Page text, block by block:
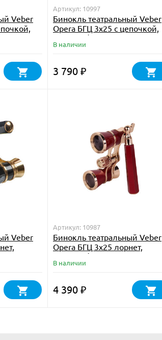
Veber
Артикул: 10997
Бинокль театральный Veber
Opera БГЦ 3x25 с цепочкой,
красный/золотой
В наличии
3 790 ₽
Veber
Артикул: 10987
Бинокль театральный Veber
Opera БГЦ 3x25 лорнет,
красный/золотой
В наличии
4 390 ₽